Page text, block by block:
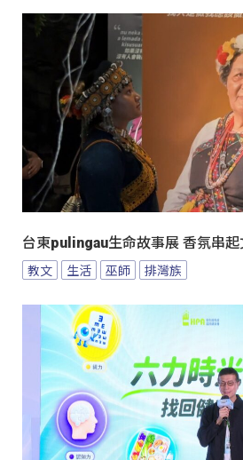
台東pulingau生命故事展 香氛串起
教文 生活 巫師 排灣族